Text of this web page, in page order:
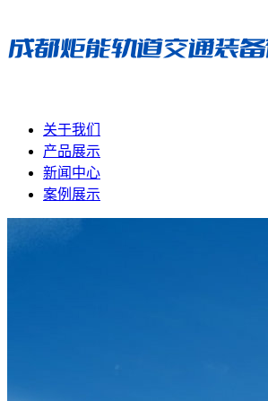
关于我们
产品展示
新闻中心
案例展示